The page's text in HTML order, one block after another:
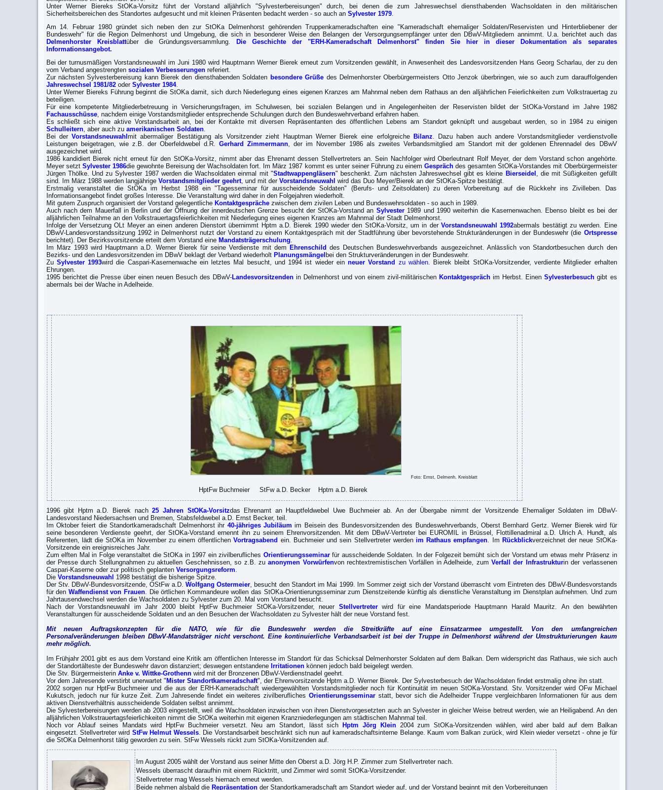
Unter Werner Biereks StOKa-Vorsitz führt der Vorstand alljährlich "Sylvesterbereisungen" durch, bei denen die zum Jahreswechsel diensthabenden Wachsoldaten in den militärischen
Sicherheitsbereichen des Standortes aufgesucht und mit kleinen Präsenten bedacht werden - so auch an Sylvester 1979.
Am 14. Februar 1980 gründet sich neben den zur StOKa Delmenhorst gehörenden Truppenkameradschaften eine "Kameradschaft ehemaliger Soldaten/Reservisten und Hinterbliebener der
Bundeswehr" für die Region Delmenhorst und Umgebung, die sich in besonderer Weise den Belangen der Versorgungsempfänger unter den DBwV-Mitgliedern annimmt. U.a. berichtet auch das
Delmenhorster Kreisblattüber die Gründungsversammlung.
Die Geschichte der "ERH-Kameradschaft Delmenhorst" finden Sie hier in dieser Dokumentation als separates
Informationsangebot.
Bei der turnusmäßigen Vorstandsneuwahl im Juni 1980 wird Hauptmann Werner Bierek erneut zum Vorsitzenden gewählt, in Anwesenheit des Landesvorsitzenden Hans Georg Scharlau, der zu den
vom Verband angestrengten sozialen Verbesserungenreferiert.
Zur nächsten Sylvesterbereisung kann Bierek den diensthabenden Soldaten besondere Grüße des Delmenhorster Oberbürgermeisters Otto Jenzok überbringen, wie so auch zum darauffolgenden
Jahreswechsel 1981/82oder Sylvester 1984.
Unter Werner Biereks Führung beginnt die StOKa damit, sich durch Niederlegung eines eigenen Kranzes am Mahnmal neben dem Rathaus an den alljährlichen Feierlichkeiten zum Volkstrauertag zu
beteiligen.
Für eine kompetente Mitgliederbetreuung in Versicherungsfragen, im Schulwesen, bei sozialen Belangen und in Angelegenheiten der Reservisten bildet der StOKa-Vorstand im Jahre 1982
Fachausschüsse, nachdem einige Vorstandsmitglieder entsprechende Schulungen durch den Bundeswehrverband erfahren haben.
Es schließt sich eine aktive Vorstandsarbeit an, bei der Kontakte mit diversen Repräsentanten des öffentlichen Lebens am Standort geknüpft und ausgebaut werden, so in 1984 zu einigen
Schulleitern, aber auch zu amerikanischen Soldaten.
Bei derVorstandsneuwahlmit abermaliger Bestätigung als Vorsitzender zieht Hauptman Werner Bierek eine erfolgreiche Bilanz. Dazu haben auch andere Vorstandsmitglieder verdienstvolle
Leistungen beigetragen, wie z.B. der Oberfeldwebel d.R.Gerhard Zimmermann, der im November 1986 als zweites Verbandsmitglied am Standort mit der goldenen Ehrennadel des DBwV
ausgezeichnet wird.
1986 kandidiert Bierek nicht erneut für den StOKa-Vorsitz, nimmt aber das Ehrenamt dessen Stellvertreters an. Sein Nachfolger wird Oberleutnant Rolf Meyer, der dem Vorstand schon angehörte.
Meyer setzt Sylvester 1986die gewohnte Bereisung der Wachsoldaten fort. Im März 1987 kommt es unter seiner Führung zu einemGespräch des gesamten StOKa-Vorstandes mit Oberbürgermeister
Jürgen Thölke. Und zu Sylvester 1987 werden die Wachsoldaten einmal mit "Stadtwappengläsern" beschenkt. Zum nächsten Jahreswechsel gibt es kleine Bierseidel , die mit Süßigkeiten gefüllt
sind. Im März 1988 werden langjährigeVorstandsmitglieder geehrt, und mit der Vorstandsneuwahl wird das Duo Meyer/Bierek an der StOKa-Spitze bestätigt.
Erstmalig veranstaltet die StOKa im Herbst 1988 ein "Tagesseminar für ausscheidende Soldaten" (Berufs- und Zeitsoldaten) zu deren Vorbereitung auf die Rückkehr ins Zivilleben. Das
Informationsangebot findet großes Interesse. Die Veranstaltung wird daher in den Folgejahren wiederholt.
Mit gutem Zuspruch organisiert der Vorstand gelegentliche Kontaktgesprächezwischen dem zivilen Leben und Bundeswehrsoldaten - so auch in 1989.
Auch nach dem Mauerfall in Berlin und der Öffnung der innerdeutschen Grenze besucht der StOKa-Vorstand an Sylvester1989 und 1990 weiterhin die Kasernenwachen. Ebenso bleibt es bei der
alljährlichen Teilnahme an den Volkstrauertagsfeierlichkeiten mit Niederlegung eines eigenen Kranzes am Mahnmal der Stadt Delmenhorst.
Infolge der Versetzung OLt Meyer an einen anderen Dienstort übernimmt Hptm a.D. Bierek 1990 wieder den StOKa-Vorsitz, um in der Vorstandsneuwahl 1992abermals bestätigt zu werden. Eine
DBwV-Landesvorstandssitzung 1992 in Delmenhorst nutzt der Vorstand zu einem Kontaktgespräch mit der Stadtführung über bevorstehende Strukturänderungen in der Bundeswehr (die Ortspresse
berichtet). Der Bezirksvorsitzende erteilt dem Vorstand eine Mandatsträgerschulung.
Im März 1993 wird Hauptmann a.D. Werner Bierek für seine Verdienste mit dem Ehrenschild des Deutschen Bundeswehrverbands ausgezeichnet. Anlässlich von Standortbesuchen durch den
Bezirks- und den Landesvorsitzenden im DBwV beklagt der Verband wiederholt Planungsmängel bei den Strukturveränderungen in der Bundeswehr.
Zu Sylvester 1993wird die Caspari-Kasernenwache ein letztes Mal besucht, und 1994 ist wieder einneuer Vorstand zu wählen. Bierek bleibt StOKa-Vorsitzender, verdiente Mitglieder erhalten
Ehrungen.
1995 berichtet die Presse über einen neuen Besuch des DBwV-Landesvorsitzendenin Delmenhorst und von einem zivil-militärischen Kontaktgespräch im Herbst. EinenSylvesterbesuch gibt es
abermals bei der Wache in Adelheide.
Foto: Ernst, Delmenh. Kreisblatt
HptFw Buchmeier StFw a.D. Becker Hptm a.D. Bierek
1996 gibt Hptm a.D. Bierek nach25 Jahren StOKa-Vorsitzdas Ehrenamt an Hauptfeldwebel Uwe Buchmeier ab. An der Übergabe nimmt der Vorsitzende Ehemaliger Soldaten im DBwV-
Landesvorstand Niedersachsen und Bremen, Stabsfeldwebel a.D. Ernst Becker, teil.
Im Oktober feiert die Standortkameradschaft Delmenhorst ihr 40-jähriges Jubiläum im Beisein des Bundesvorsitzenden des Bundeswehrverbands, Oberst Bernhard Gertz. Werner Bierek wird für
seine besonderen Verdienste geehrt, der StOKa-Vorstand ernennt ihn zu seinem Ehrenvorsitzenden. Mit dem DBwV-Vertreter bei EUROMIL in Brüssel, Flottillenadmiral a.D. Ulrich A. Hundt, als
Referenten, lädt die StOKa im November zu einem öffentlichenVortragsabend ein. Buchmeier und sein Stellvertreter werden im Rathaus empfangen. Im Rückblickverzeichnet der neue StOKa-
Vorsitzende ein ereignisreiches Jahr.
Zum elften Mal in Folge veranstaltet die StOKa in 1997 ein zivilberufliches Orientierungsseminarfür ausscheidende Soldaten. In der Folgezeit bemüht sich der Vorstand um etwas mehr Präsenz in
der Presse durch Stellungnahmen zu aktuellen Geschehnissen, so z.B. zuanonymen Vorwürfenvon rechtextremistischen Vorfällen in Adelheide, zum Verfall der Infrastrukturin der verlassenen
Caspari-Kaserne oder zur politisch geplanten Versorgungsreform.
Die Vorstandsneuwahl 1998 bestätigt die bisherige Spitze.
Der Stv. DBwV-Bundesvorsitzende, OStFw a.D. Wolfgang Ostermeier, besucht den Standort im Mai 1999. Im Sommer zeigt sich der Vorstand überrascht vom Eintreten des DBwV-Bundesvorstands
für den Waffendienst von Frauen. Die örtlichen Kommandeure wollen das StOKa-Orientierungsseminar zum Dienstzeitende künftig als dienstliche Veranstaltung im Dienstplan aufnehmen. Und zum
Jahrtausendwechsel werden die Wachsoldaten zu Sylvester zum 20. Mal vom Vorstand besucht.
Nach der Vorstandsneuwahl im Jahr 2000 bleibt HptFw Buchmeier StOKa-Vorsitzender, neuer Stellvertreterwird für eine Mandatsperiode Hauptmann Harald Mauritz. An den bewährten
Veranstaltungen für ausscheidende Soldaten und an den Besuchen der Wachsoldaten zu Sylvester hält der neue Vorstand fest.
Mit neuen Auftragskonzepten für die NATO, wie für die Bundeswehr werden die Streitkräfte auf eine Einsatzarmee umgestellt. Von den umfangreichen
Personalveränderungen bleiben DBwV-Mandatsträger nicht verschont. Eine kontinuierliche Verbandsarbeit ist bei der Truppe in Delmenhorst während der Umstrukturierungen kaum
mehr möglich.
Im Frühjahr 2001 gibt es aus dem Vorstand eine Kritik am öffentlichen Interesse im Standort für das Schicksal Delmenhorster Soldaten auf dem Balkan. Dem widerspricht das Rathaus, wie sich auch
der Standortälteste der Bundeswehr davon distanziert; deswegen entstandene Irritationenkönnen jedoch bald beigelegt werden.
Die Stv. Bürgermeisterin Anke v. Wittke-Grothennwird mit der Bronzenen DBwV-Verdienstnadel geehrt.
Vor dem Jahresende verstirbt unerwartet " Mister Standortkameradschaft", der Ehrenvorsitzende Hptm a.D. Werner Bierek. Der Sylvesterbesuch der Wachsoldaten findet erstmalig ohne ihn statt.
2002 sorgen nur HptFw Buchmeier und die aus der ERH-Kameradschaft wiedergewählten Vorstandsmitglieder noch für Kontinuität im neuen StOKa-Vorstand. Stv. Vorsitzender wird OFw Michael
Kukutsch, jedoch nur für kurze Zeit. Zum Jahresende findet ein weiteres zivilberufliches Orientierungsseminarstatt, bevor sich die Adelheider Truppe vergleichbaren Informationen für aus dem
aktiven Dienstverhältnis ausscheidende Soldaten selbst annimmt.
Die Sylvesterbereisungen werden ab 2003 eingestellt, weil die Wachsoldaten inzwischen von ihren Dienstvorgesetzten auch an Sylvester in gleicher Weise betreut werden, wie an Heiligabend. An den
alljährlichen Volkstrauertagsfeierlichkeiten nimmt die StOKa weiterhin mit eigenen Kranzniederlegungen am städtischen Mahnmal teil.
Noch vor Ablauf seines Mandats wird HptFw Buchmeier versetzt. Neu am Standort, lässt sich
Hptm Jörg Klein2004 zum StOKa-Vorsitzenden wählen, wird aber bald auf dem Balkan
eingesetzt. Stellvertreter wird StFw Helmut Wessels. Die Vorstandsarbeit beschränkt sich nun auf kameradschaftsinterne Belange. Kaum vom Balkan zurück, wird Klein wieder versetzt - ohne je für
die StOKa Delmenhorst tätig geworden zu sein. StFw Wessels rückt zum StOKa-Vorsitzenden auf.
Im August 2005 wählt der Vorstand aus seiner Mitte den Oberst a.D. Jörg H.P. Zimmer zum Stellvertreter nach.
Wessels überrascht daraufhin mit einem Rücktritt, und Zimmer wird somit StOKa-Vorsitzender.
Stellvertreter mag Wessels hiernach erneut werden.
Beide nehmen alsbald die Repräsentationder Standortkameradschaft am Standort wieder auf, und der Vorstand beginnt mit den Vorbereitungen